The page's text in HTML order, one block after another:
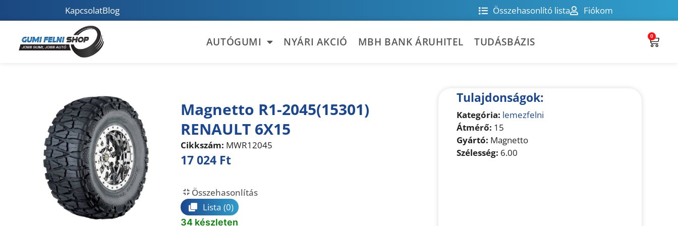
KapcsolatBlog Összehasonlító lista Fiókom
AUTÓGUMI NYÁRI AKCIÓ MBH BANK ÁRUHITEL TUDÁSBÁZIS 0
Magnetto R1-2045(15301)
RENAULT 6X15
Cikkszám: MWR12045
17 024 Ft
Összehasonlítás
Lista (0)
34 készleten
Tulajdonságok:
Kategória: lemezfelni
Átmérő: 15
Gyártó: Magnetto
Szélesség: 6.00